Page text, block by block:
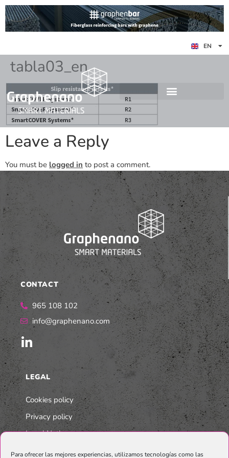
Para ofrecer las mejores experiencias, utilizamos tecnologías como las
EN
ES
DE
tabla03_en
Leave a Reply
You must be logged in to post a comment.
CONTACT
965 108 102
info@graphenano.com
LEGAL
Cookies policy
Privacy policy
Legal Notice
Integrated Multi-Company Policy